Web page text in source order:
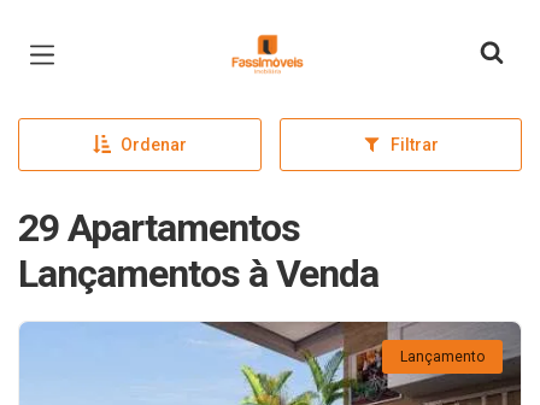
Página inicial
Ordenar Filtrar
29 Apartamentos
Lançamentos à Venda
Lançamento